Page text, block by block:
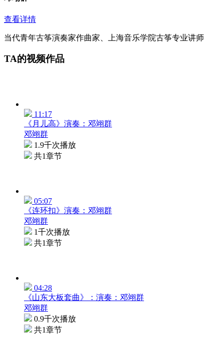
查看详情
当代青年古筝演奏家作曲家、上海音乐学院古筝专业讲师
TA的视频作品
11:17
《月儿高》演奏：邓翊群
邓翊群
1.9千次播放
共1章节
05:07
《连环扣》演奏：邓翊群
邓翊群
1千次播放
共1章节
04:28
《山东大板套曲》：演奏：邓翊群
邓翊群
0.9千次播放
共1章节